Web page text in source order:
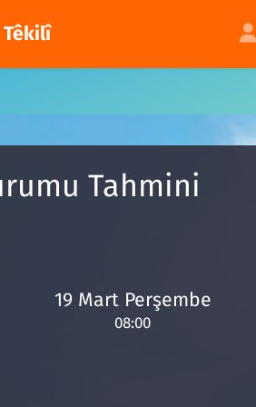
Têkilî
Tahmini
19 Mart Perşembe
08:00